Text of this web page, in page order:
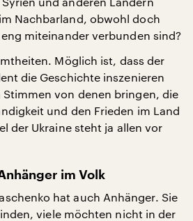
Nachbarland, obwohl doch
miteinander verbunden sind?
Möglich ist, dass der
die Geschichte inszenieren
Stimmen von denen bringen, die
und den Frieden im Land
der Ukraine steht ja allen vor
im Volk
hat auch Anhänger. Sie
viele möchten nicht in der